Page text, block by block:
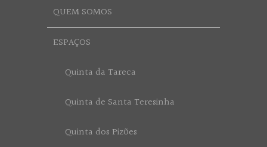
QUEM SOMOS
ESPAÇOS
Quinta da Tareca
Quinta de Santa Teresinha
Quinta dos Pizões